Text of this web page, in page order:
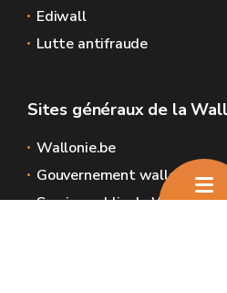
Ediwall
Lutte antifraude
Sites généraux de la
Wallonie.be
Gouvernement wallon
Service public de Wallonie